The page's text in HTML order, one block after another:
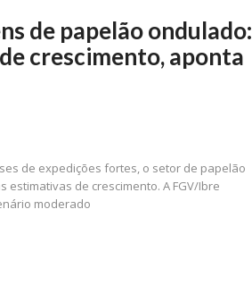
de papelão ondulado:
crescimento, aponta
de expedições fortes, o setor de papelão
estimativas de crescimento. A FGV/Ibre
moderado